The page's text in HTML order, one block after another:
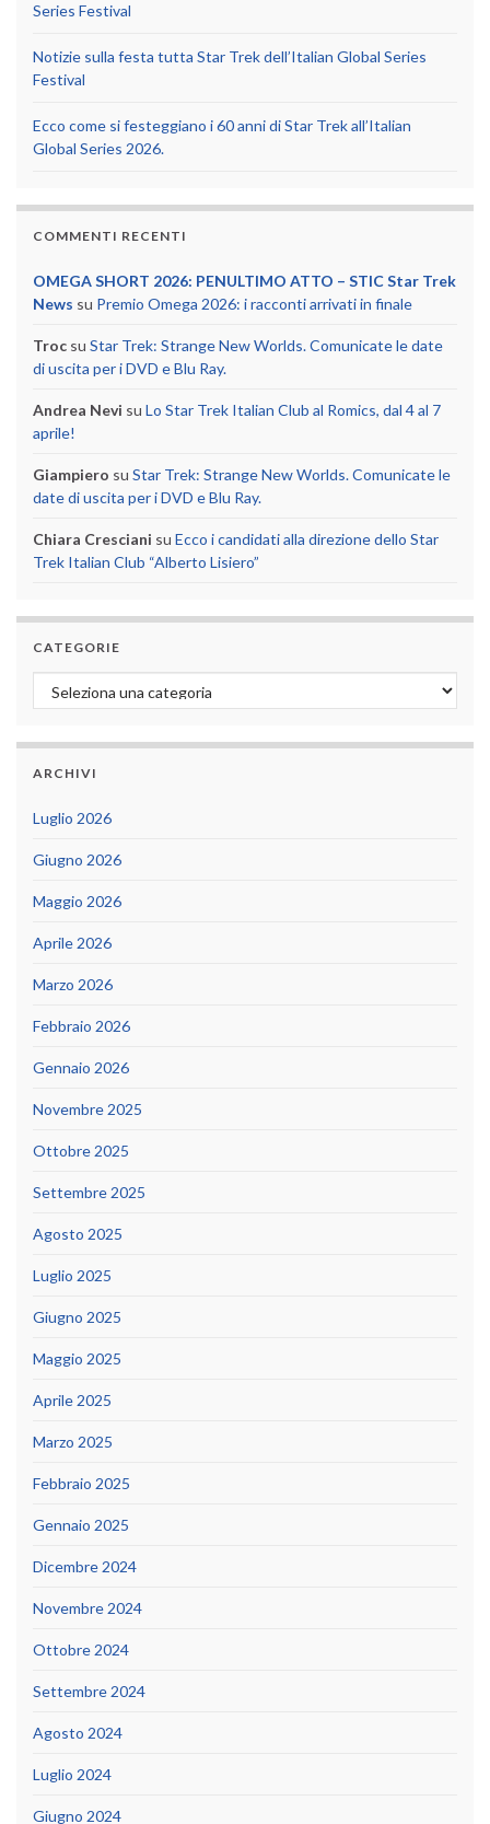
Series Festival
Notizie sulla festa tutta Star Trek dell’Italian Global Series
Festival
Ecco come si festeggiano i 60 anni di Star Trek all’Italian
Global Series 2026.
COMMENTI RECENTI
OMEGA SHORT 2026: PENULTIMO ATTO – STIC Star Trek
News su Premio Omega 2026: i racconti arrivati in finale
Troc su Star Trek: Strange New Worlds. Comunicate le date
di uscita per i DVD e Blu Ray.
Andrea Nevi su Lo Star Trek Italian Club al Romics, dal 4 al 7
aprile!
Giampiero su Star Trek: Strange New Worlds. Comunicate le
date di uscita per i DVD e Blu Ray.
Chiara Cresciani su Ecco i candidati alla direzione dello Star
Trek Italian Club “Alberto Lisiero”
CATEGORIE
Categorie
ARCHIVI
Luglio 2026
Giugno 2026
Maggio 2026
Aprile 2026
Marzo 2026
Febbraio 2026
Gennaio 2026
Novembre 2025
Ottobre 2025
Settembre 2025
Agosto 2025
Luglio 2025
Giugno 2025
Maggio 2025
Aprile 2025
Marzo 2025
Febbraio 2025
Gennaio 2025
Dicembre 2024
Novembre 2024
Ottobre 2024
Settembre 2024
Agosto 2024
Luglio 2024
Giugno 2024